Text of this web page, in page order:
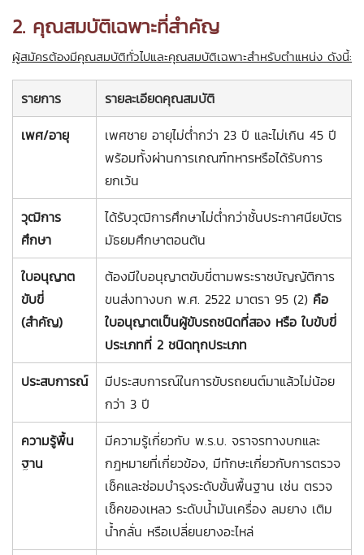
2. คุณสมบัติเฉพาะที่สำคัญ
ผู้สมัครต้องมีคุณสมบัติทั่วไปและคุณสมบัติเฉพาะสำหรับตำแหน่ง ดังนี้:
รายการ
รายละเอียดคุณสมบัติ
เพศ/อายุ
เพศชาย อายุไม่ต่ำกว่า 23 ปี และไม่เกิน 45 ปี
พร้อมทั้งผ่านการเกณฑ์ทหารหรือได้รับการ
ยกเว้น
วุฒิการ
ศึกษา
ได้รับวุฒิการศึกษาไม่ต่ำกว่าชั้นประกาศนียบัตร
มัธยมศึกษาตอนต้น
ใบอนุญาต
ขับขี่
(สำคัญ)
ต้องมีใบอนุญาตขับขี่ตามพระราชบัญญัติการ
ขนส่งทางบก พ.ศ. 2522 มาตรา 95 (2) คือ
ใบอนุญาตเป็นผู้ขับรถชนิดที่สอง หรือ ใบขับขี่
ประเภทที่ 2 ชนิดทุกประเภท
ประสบการณ์
มีประสบการณ์ในการขับรถยนต์มาแล้วไม่น้อย
กว่า 3 ปี
ความรู้พื้น
ฐาน
มีความรู้เกี่ยวกับ พ.ร.บ. จราจรทางบกและ
กฎหมายที่เกี่ยวข้อง, มีทักษะเกี่ยวกับการตรวจ
เช็คและซ่อมบำรุงระดับขั้นพื้นฐาน เช่น ตรวจ
เช็คของเหลว ระดับน้ำมันเครื่อง ลมยาง เติม
น้ำกลั่น หรือเปลี่ยนยางอะไหล่